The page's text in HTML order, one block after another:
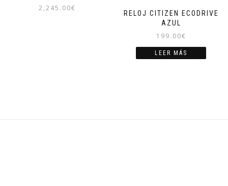
2,245.00€
RELOJ CITIZEN ECODRIVE
AZUL
199.00€
LEER MÁS